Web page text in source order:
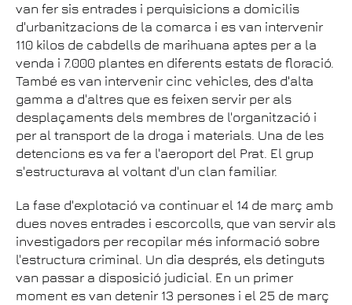
van fer sis entrades i perquisicions a domicilis
d'urbanitzacions de la comarca i es van intervenir
110 kilos de cabdells de marihuana aptes per a la
venda i 7.000 plantes en diferents estats de floració.
També es van intervenir cinc vehicles, des d'alta
gamma a d'altres que es feixen servir per als
desplaçaments dels membres de l'organització i
per al transport de la droga i materials. Una de les
detencions es va fer a l'aeroport del Prat. El grup
s'estructurava al voltant d'un clan familiar.
La fase d'explotació va continuar el 14 de març amb
dues noves entrades i escorcolls, que van servir als
investigadors per recopilar més informació sobre
l'estructura criminal. Un dia després, els detinguts
van passar a disposició judicial. En un primer
moment es van detenir 13 persones i el 25 de març